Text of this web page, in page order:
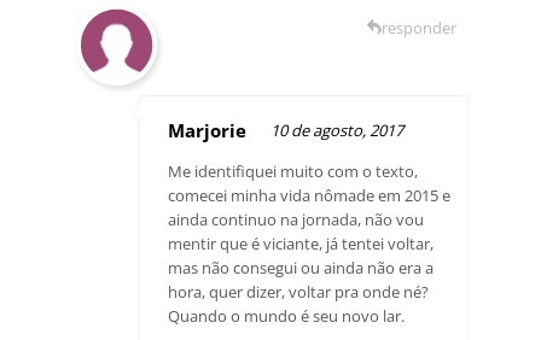
Marjorie
10 de agosto, 2017
Me identifiquei muito com o texto,
comecei minha vida nômade em 2015 e
ainda continuo na jornada, não vou
mentir que é viciante, já tentei voltar,
mas não consegui ou ainda não era a
hora, quer dizer, voltar pra onde né?
Quando o mundo é seu novo lar.
responder